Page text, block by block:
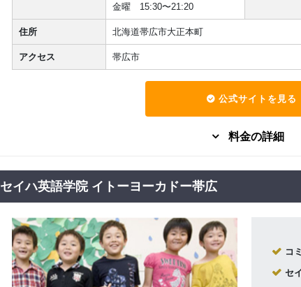
金曜 15:30〜21:20
住所 北海道帯広市大正本町
アクセス 帯広市
公式サイトを見る
料金の詳細
マーブルキッズ・コ
ース
グループレッスン 子供向け
6,580
円(税込) / 月
回数：4 / 1セッション45分
プライマリー・コー
ス
グループレッスン 子供向け
6,990 円(税込) / 月
回数：4 / 1セッション60分
セイハ英語学院 イトーヨーカドー帯広
コ
セ